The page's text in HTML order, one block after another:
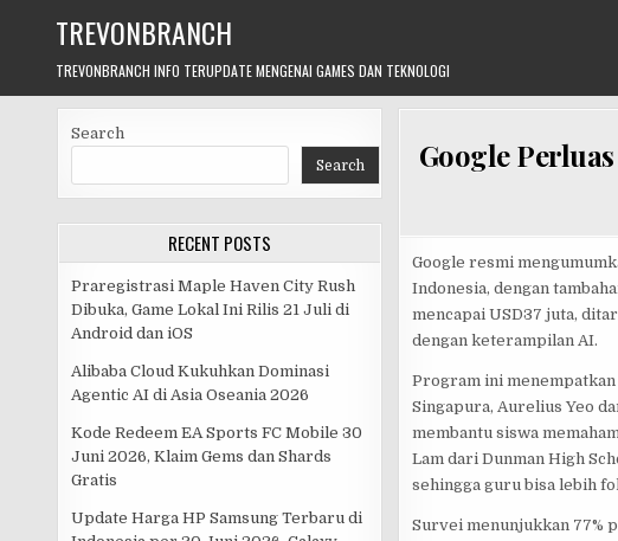
TREVONBRANCH
TREVONBRANCH INFO TERUPDATE MENGENAI GAMES DAN TEKNOLOGI
Google
Google resmi
Indonesia, dengan
mencapai USD37 juta,
dengan keterampilan AI.
Program ini menempatkan
Singapura, Aurelius Yeo
membantu siswa
Lam dari Dunman High
sehingga guru bisa lebih
Survei menunjukkan 77%
Search
Search
RECENT POSTS
Praregistrasi Maple Haven City Rush
Dibuka, Game Lokal Ini Rilis 21 Juli di
Android dan iOS
Alibaba Cloud Kukuhkan Dominasi
Agentic AI di Asia Oseania 2026
Kode Redeem EA Sports FC Mobile 30
Juni 2026, Klaim Gems dan Shards
Gratis
Update Harga HP Samsung Terbaru di